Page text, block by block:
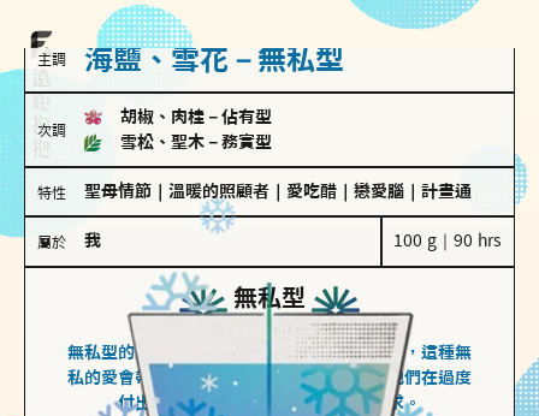
主調 海鹽、雪花－無私型
次調
胡椒、肉桂 － 佔有型
雪松、聖木 － 務實型
特性 聖母情節 溫暖的照顧者 愛吃醋 戀愛腦 計畫通
屬於 我 100 g｜90 hrs
無私型
海鹽、雪花
無私型的人傾向用心呵護、滿足另一半的需求，這種無
私的愛會帶來緊密的關係連結，但也可能讓他們在過度
付出中迷失自我，忽略自己真正的需求。